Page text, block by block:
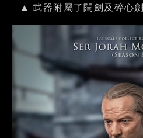
▲ 武器附屬了闊劍及碎心